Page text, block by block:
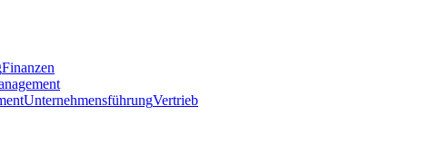
Finanzen
UnternehmensführungVertrieb